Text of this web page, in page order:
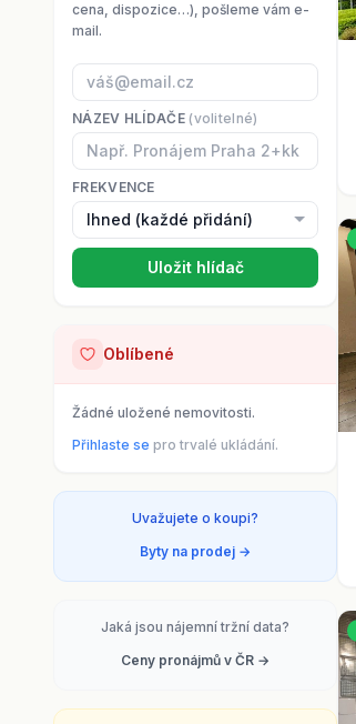
cena, dispozice…), pošleme vám e-
mail.
NÁZEV HLÍDAČE (volitelné)
FREKVENCE
Uložit hlídač
Oblíbené
Žádné uložené nemovitosti.
Přihlaste se pro trvalé ukládání.
Uvažujete o koupi?
Byty na prodej →
Jaká jsou nájemní tržní data?
Ceny pronájmů v ČR →